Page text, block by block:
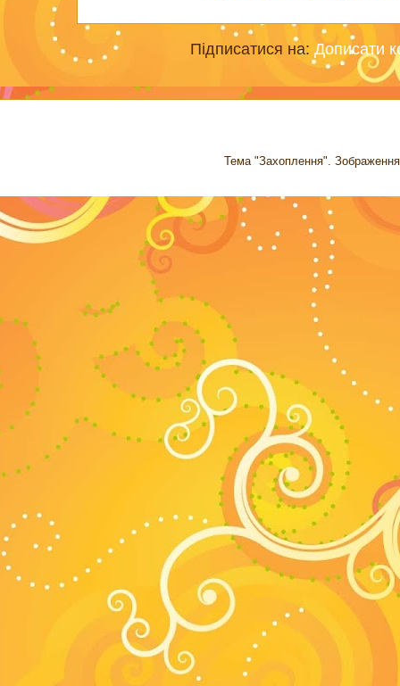
Підписатися на: Дописати
Тема "Захоплення".